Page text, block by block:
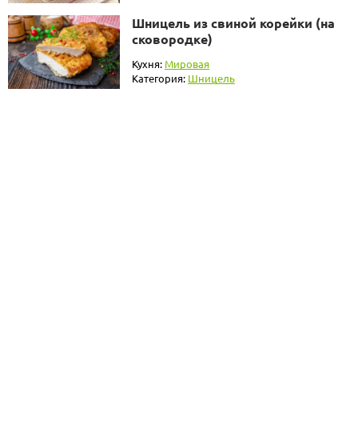
Шницель из свиной корейки (на
сковородке)
Кухня: Мировая
Категория: Шницель